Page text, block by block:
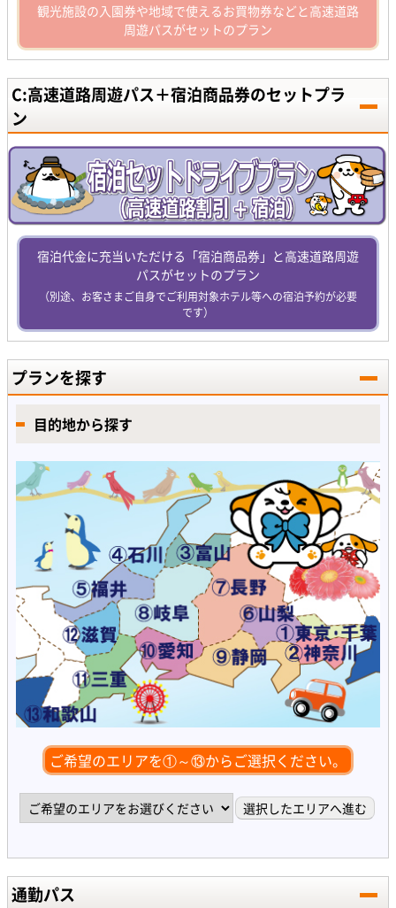
観光施設の入園券や地域で使えるお買物券などと高速道路
周遊パスがセットのプラン
C:高速道路周遊パス＋宿泊商品券のセットプラ
ン
宿泊代金に充当いただける「宿泊商品券」と高速道路周遊
パスがセットのプラン
（別途、お客さまご自身でご利用対象ホテル等への宿泊予約が必要
です）
プランを探す
目的地から探す
ご希望のエリアを①～⑬からご選択ください。
通勤パス